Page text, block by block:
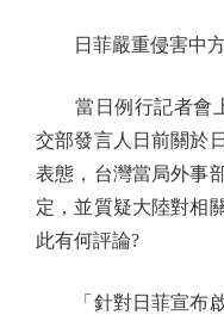
日菲嚴重侵害中方
當日例行記者會上
交部發言人日前關於
表態，台灣當局外事
定，並質疑大陸對相
此有何評論?
「針對日菲宣布啟